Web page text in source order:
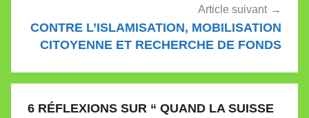
Article suivant
CONTRE L’ISLAMISATION, MOBILISATION
CITOYENNE ET RECHERCHE DE FONDS
6 RÉFLEXIONS SUR “ QUAND LA SUISSE